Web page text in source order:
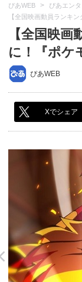
ぴあWEB > ぴあエンタ
【全国映画動員ランキ
【全国映
に！『ポケ
ぴあWEB
Xでシェア